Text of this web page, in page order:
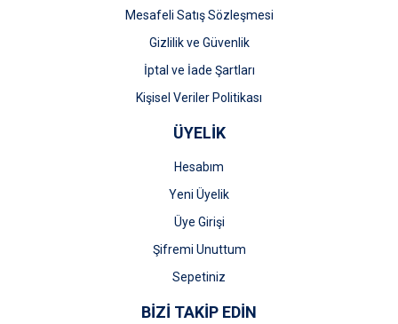
Mesafeli Satış Sözleşmesi
Gizlilik ve Güvenlik
İptal ve İade Şartları
Kişisel Veriler Politikası
ÜYELİK
Hesabım
Yeni Üyelik
Üye Girişi
Şifremi Unuttum
Sepetiniz
BİZİ TAKİP EDİN